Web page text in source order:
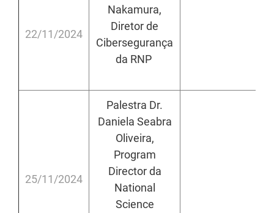
22/11/2024
Nakamura,
Diretor de
Cibersegurança
da RNP
25/11/2024
Palestra Dr.
Daniela Seabra
Oliveira,
Program
Director da
National
Science